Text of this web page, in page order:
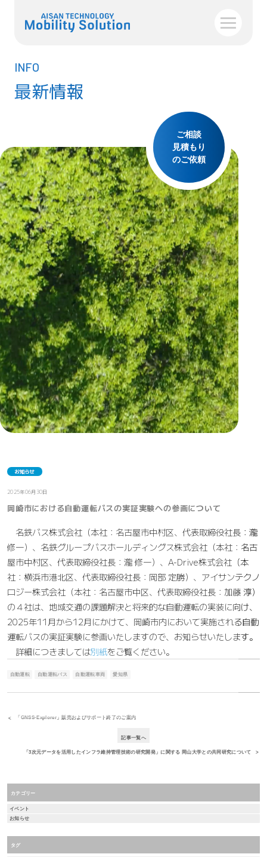
INFO
最新情報
ご相談
見積もり
のご依頼
お知らせ
2025年06月30日
岡崎市における自動運転バスの実証実験への参画について
名鉄バス株式会社（本社：名古屋市中村区、代表取締役社長：瀧
修一）、名鉄グループバスホールディングス株式会社（本社：名古
屋市中村区、代表取締役社長：瀧 修一）、A-Drive株式会社（本
社：横浜市港北区、代表取締役社長：岡部 定勝）、アイサンテクノ
ロジー株式会社（本社：名古屋市中区、代表取締役社長：加藤 淳）
の４社は、地域交通の課題解決と将来的な自動運転の実装に向け、
2025年11月から12月にかけて、岡崎市内において実施される自動
運転バスの実証実験に参画いたしますので、お知らせいたします。
詳細につきましては別紙をご覧ください。
自動運転 自動運転バス 自動運転車両 愛知県
「GNSS-Explorer」販売およびサポート終了のご案内
記事一覧へ
「3次元データを活用したインフラ維持管理技術の研究開発」に関する 岡山大学との共同研究について
カテゴリー
イベント
お知らせ
タグ